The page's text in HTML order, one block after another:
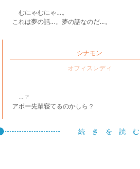
むにゃむにゃ…。
これは夢の話…。夢の話なのだ…。
シナモン
…？
アポー先輩寝てるのかしら？
続 き を 読 む